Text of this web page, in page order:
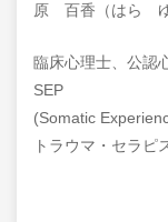
原 百香（はら ゆ
臨床心理士、公認
SEP
(Somatic
トラウマ・セラピ